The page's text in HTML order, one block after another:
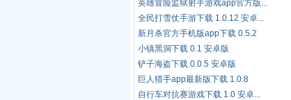
英雄冒险监狱射手游戏app官方版...
全民打雪仗手游下载 1.0.12 安卓...
新月杀官方手机版app下载 0.5.2
小镇黑洞下载 0.1 安卓版
铲子海盗下载 0.0.5 安卓版
巨人猎手app最新版下载 1.0.8
自行车对抗赛游戏下载 1.0 安卓...